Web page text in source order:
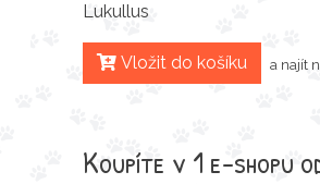
Lukullus
Vložit do košíku a najít
Koupíte v 1 e-shopu